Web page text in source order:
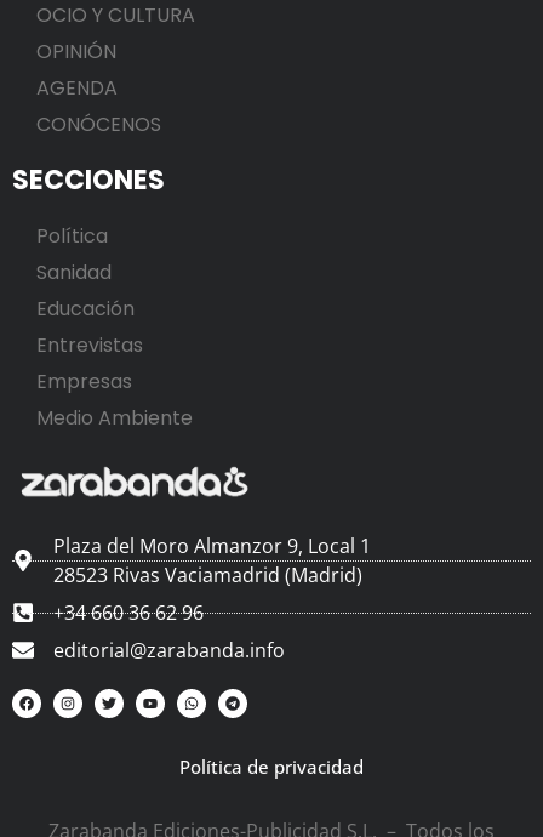
OCIO Y CULTURA
OPINIÓN
AGENDA
CONÓCENOS
SECCIONES
Política
Sanidad
Educación
Entrevistas
Empresas
Medio Ambiente
Plaza del Moro Almanzor 9, Local 1
28523 Rivas Vaciamadrid (Madrid)
+34 660 36 62 96
editorial@zarabanda.info
Política de privacidad
Zarabanda Ediciones-Publicidad S.L. – Todos los